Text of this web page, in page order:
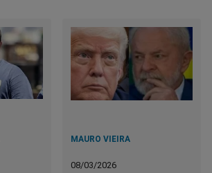
MAURO VIEIRA
08/03/2026